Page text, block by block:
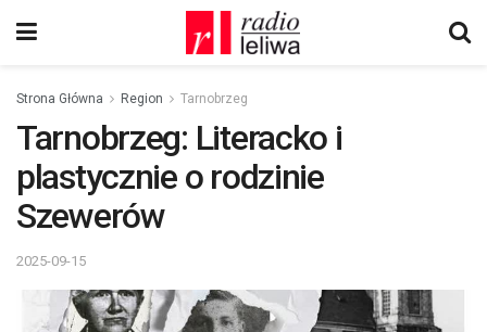
Strona Główna Region Tarnobrzeg
Tarnobrzeg: Literacko i
plastycznie o rodzinie
Szewerów
2025-09-15